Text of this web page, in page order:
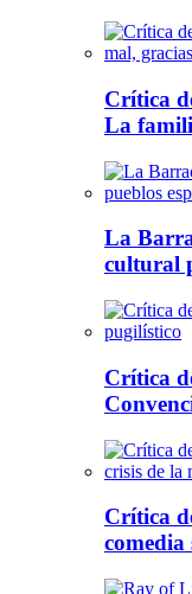
Crítica
La
La
cultural
Crítica
Crítica
comedia